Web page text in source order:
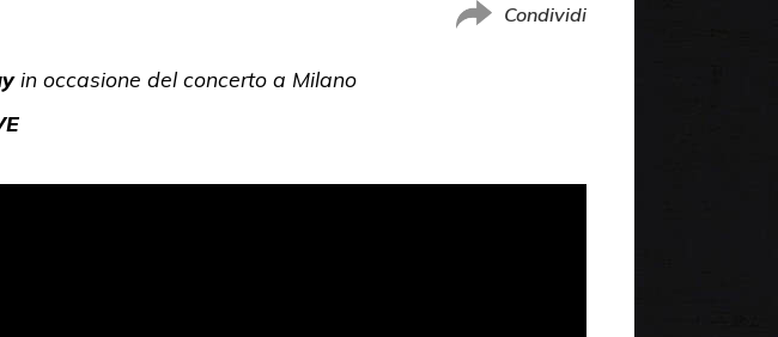
Condividi
in occasione del concerto a Milano